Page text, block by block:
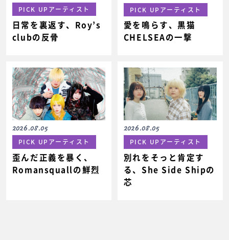
PICK UPアーティスト
日常を裏返す、Roy’s
clubの反骨
PICK UPアーティスト
愛を鳴らす、黒猫
CHELSEAの一撃
2026.08.05
PICK UPアーティスト
歪んだ正義を暴く、
Romansquallの鮮烈
2026.08.05
PICK UPアーティスト
別れをそっと肯定す
る、She Side Shipの
芯